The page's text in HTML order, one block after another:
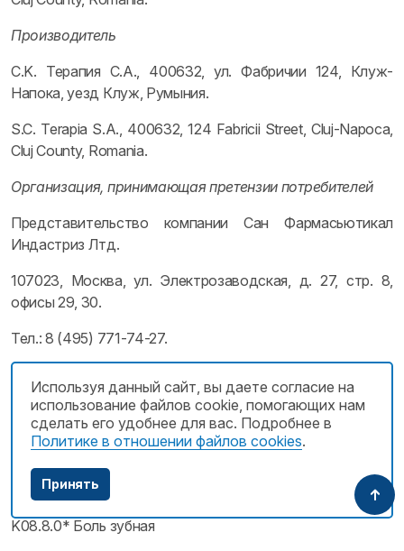
Производитель
C.K. Терапия C.A., 400632, ул. Фабричии 124, Клуж-
Напока, уезд Клуж, Румыния.
S.C. Terapia S.A., 400632, 124 Fabricii Street, Cluj-Napoca,
Cluj County, Romania.
Организация, принимающая претензии потребителей
Представительство компании Сан Фармасьютикал
Индастриз Лтд.
107023, Москва, ул. Электрозаводская, д. 27, стр. 8,
офисы 29, 30.
Тел.: 8 (495) 771-74-27.
Фармгруппы
НПВС — Производные уксусной кислоты и
родственные соединения
MKB
K08.8.0* Боль зубная
Используя данный сайт, вы даете согласие на
использование файлов cookie, помогающих нам
сделать его удобнее для вас. Подробнее в
Политике в отношении файлов cookies.
Принять